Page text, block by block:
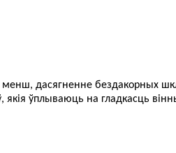
менш, дасягненне бездакорных
ўплываюць на гладкасць